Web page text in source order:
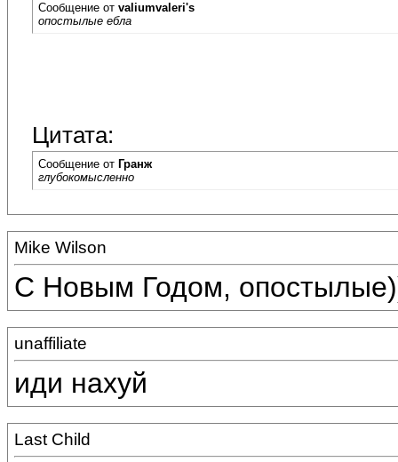
Сообщение от valiumvaleri's
опостылые ебла
Цитата:
Сообщение от Гранж
глубокомысленно
Mike Wilson
C Новым Годом,
unaffiliate
иди нахуй
Last Child